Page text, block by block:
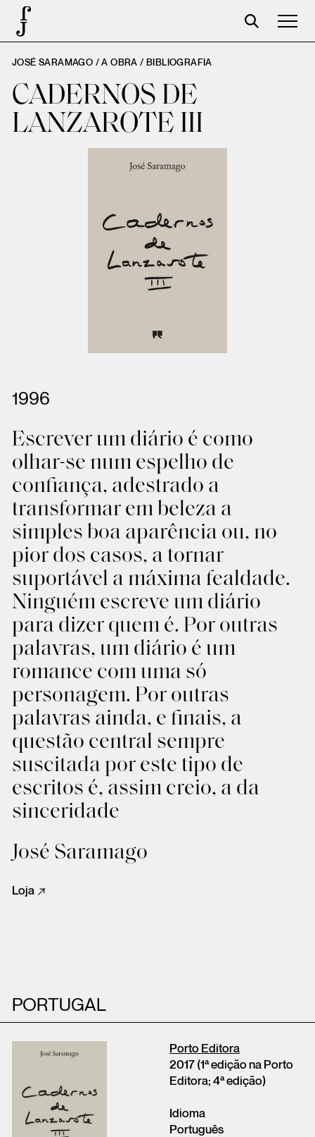
José Saramago
Programação
A Fundação
JOSÉ SARAMAGO / A OBRA / BIBLIOGRAFIA
CADERNOS DE
LANZAROTE III
1996
Escrever um diário é como
olhar-se num espelho de
confiança, adestrado a
transformar em beleza a
simples boa aparência ou, no
pior dos casos, a tornar
suportável a máxima fealdade.
Ninguém escreve um diário
para dizer quem é. Por outras
palavras, um diário é um
romance com uma só
personagem. Por outras
palavras ainda, e finais, a
questão central sempre
suscitada por este tipo de
escritos é, assim creio, a da
sinceridade
José Saramago
Loja
PORTUGAL
Porto Editora
2017 (1ª edição na Porto
Editora; 4ª edição)
Idioma
Português